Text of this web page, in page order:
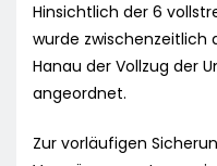
Hinsichtlich der 6
wurde zwischenzeitlich
Hanau der Vollzug der
angeordnet.
Zur vorläufigen